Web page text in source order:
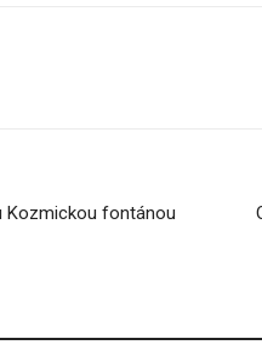
Kozmickou fontánou